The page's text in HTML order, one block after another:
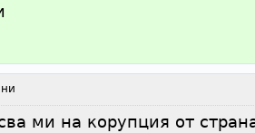
ми на корупция от